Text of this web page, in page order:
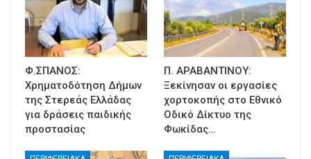
Φ.ΣΠΑΝΟΣ:
Χρηματοδότηση Δήμων
της Στερεάς Ελλάδας
για δράσεις παιδικής
προστασίας
Π. ΑΡΑΒΑΝΤΙΝΟΥ:
Ξεκίνησαν οι εργασίες
χορτοκοπής στο Εθνικό
Οδικό Δίκτυο της
Φωκίδας…